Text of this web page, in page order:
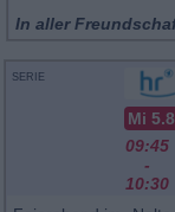
In aller
SERIE
Mi
09:45
-
10:30